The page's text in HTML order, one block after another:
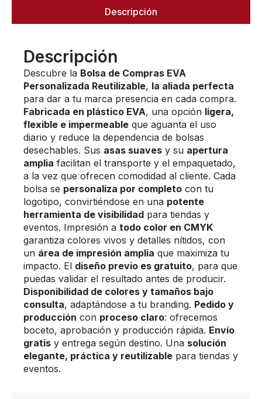
Descripción
Descripción
Descubre la Bolsa de Compras EVA
Personalizada Reutilizable, la aliada perfecta
para dar a tu marca presencia en cada compra.
Fabricada en plástico EVA, una opción ligera,
flexible e impermeable que aguanta el uso
diario y reduce la dependencia de bolsas
desechables. Sus asas suaves y su apertura
amplia facilitan el transporte y el empaquetado,
a la vez que ofrecen comodidad al cliente. Cada
bolsa se personaliza por completo con tu
logotipo, convirtiéndose en una potente
herramienta de visibilidad para tiendas y
eventos. Impresión a todo color en CMYK
garantiza colores vivos y detalles nítidos, con
un área de impresión amplia que maximiza tu
impacto. El diseño previo es gratuito, para que
puedas validar el resultado antes de producir.
Disponibilidad de colores y tamaños bajo
consulta, adaptándose a tu branding. Pedido y
producción con proceso claro: ofrecemos
boceto, aprobación y producción rápida. Envío
gratis y entrega según destino. Una solución
elegante, práctica y reutilizable para tiendas y
eventos.